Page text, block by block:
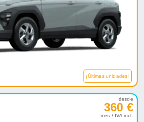
¡Últimas unidades!
desde
360 €
mes / IVA incl.